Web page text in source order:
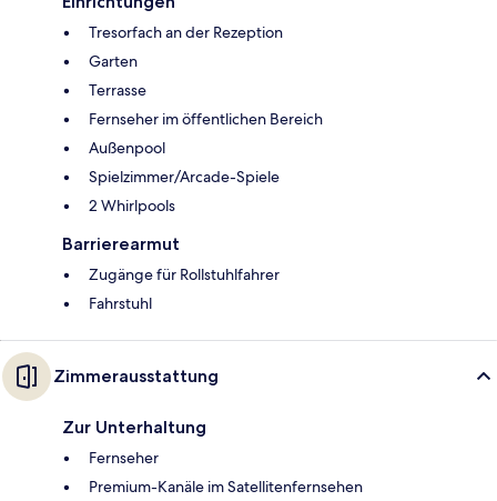
Tresorfach an der Rezeption
Garten
Terrasse
Fernseher im öffentlichen Bereich
Außenpool
Spielzimmer/Arcade-Spiele
2 Whirlpools
Barrierearmut
Zugänge für Rollstuhlfahrer
Fahrstuhl
Zimmerausstattung
Zur Unterhaltung
Fernseher
Premium-Kanäle im Satellitenfernsehen